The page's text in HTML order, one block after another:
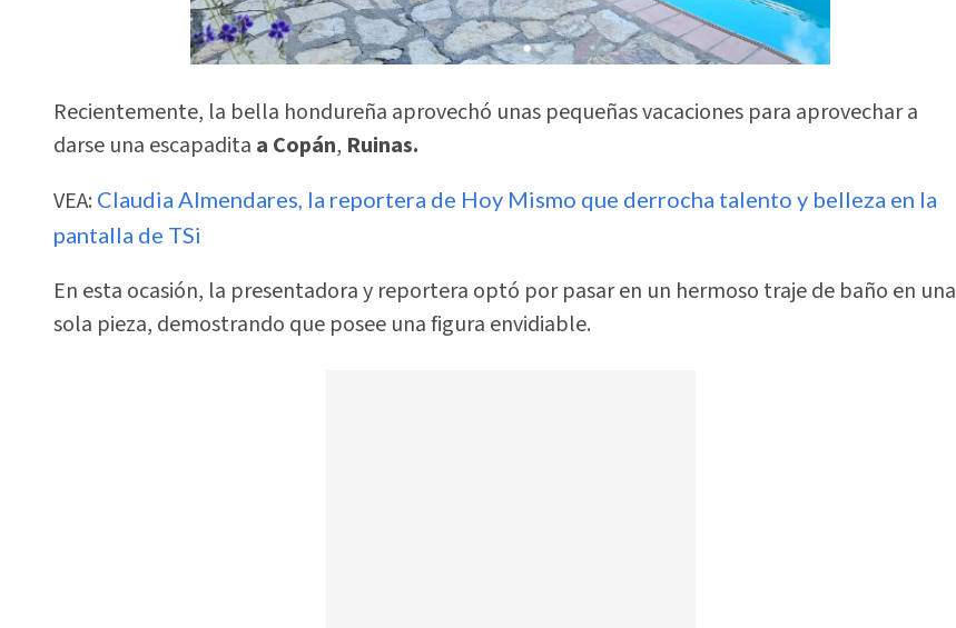
Recientemente, la bella hondureña aprovechó unas pequeñas vacaciones para aprovechar a
darse una escapadita a Copán, Ruinas.
VEA: Claudia Almendares, la reportera de Hoy Mismo que derrocha talento y belleza en la
pantalla de TSi
En esta ocasión, la presentadora y reportera optó por pasar en un hermoso traje de baño en una
sola pieza, demostrando que posee una figura envidiable.